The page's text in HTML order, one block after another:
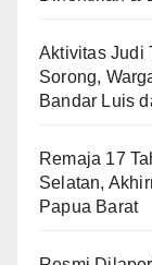
Aktivitas Judi
Sorong,
Bandar Luis
Remaja 17
Selatan,
Papua Barat